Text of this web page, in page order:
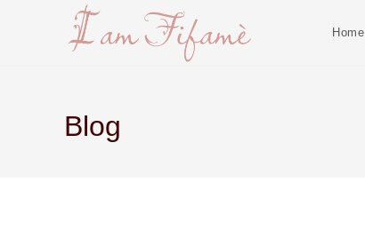
Home
Blog